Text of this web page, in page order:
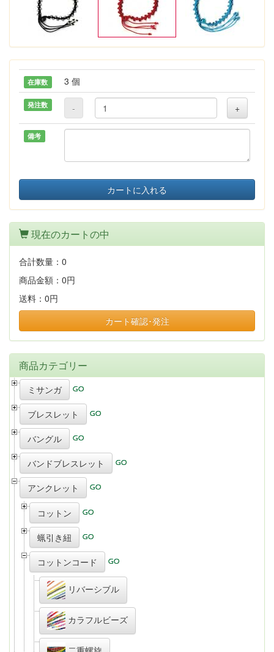
在庫数 3 個
発注数 - +
備考
カートに入れる
現在のカートの中
合計数量： 0
商品金額： 0円
送料： 0円
カート確認･発注
商品カテゴリー
ミサンガ
ブレスレット
バングル
バンドブレスレット
アンクレット
コットン
蝋引き紐
コットンコード
リバーシブル
カラフルビーズ